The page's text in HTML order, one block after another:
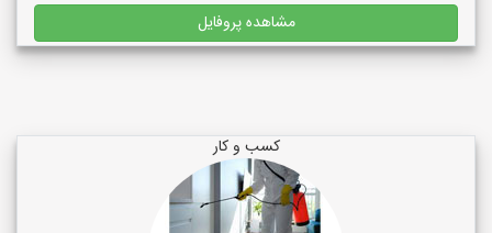
مشاهده پروفایل
کسب و کار